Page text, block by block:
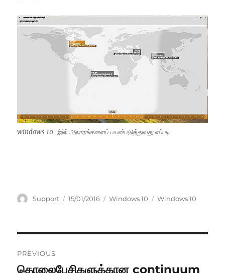
windows 10-இல் அலாரங்களைப் பயன்படுத்துவது எப்படி
Author
Support
Posted
15/01/2016 Categories
Windows 10 Tags
Windows 10
navigation
PREVIOUS
Previous
தொலைபேசிகளுக்கான continuum